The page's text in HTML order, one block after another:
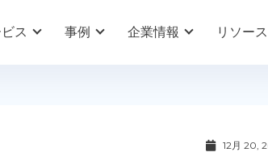
ス 事例 企業情報 リソース
12月 20,